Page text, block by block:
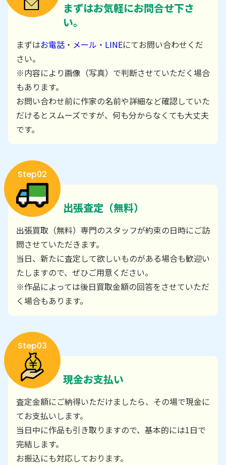
まずはお気軽にお問合せ下さ
い。
まずはお電話 ・ メール ・ LINEにてお問い合わせくだ
さい。
※内容により画像（写真）で判断させていただく場合
もあります。
お問い合わせ前に作家の名前や詳細など確認していた
だけるとスムーズですが、何も分からなくても大丈夫
です。
Step02
出張査定（無料）
出張買取（無料）専門のスタッフが約束の日時にご訪
問させていただきます。
当日、新たに査定して欲しいものがある場合も歓迎い
たしますので、ぜひご用意ください。
※作品によっては後日買取金額の回答をさせていただ
く場合もあります。
Step03
現金お支払い
査定金額にご納得いただけましたら、その場で現金に
てお支払いします。
当日中に作品も引き取りますので、基本的には1日で
完結します。
お振込にも対応しております。